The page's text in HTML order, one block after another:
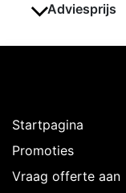
Adviesprijs
Startpagina
Promoties
Vraag offerte aan